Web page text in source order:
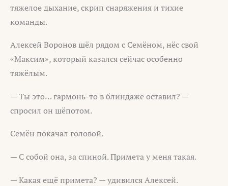
тяжелое дыхание, скрип снаряжения и тихие
команды.
Алексей Воронов шёл рядом с Семёном, нёс свой
«Максим», который казался сейчас особенно
тяжёлым.
— Ты это… гармонь-то в блиндаже оставил? —
спросил он шёпотом.
Семён покачал головой.
— С собой она, за спиной. Примета у меня такая.
— Какая ещё примета? — удивился Алексей.